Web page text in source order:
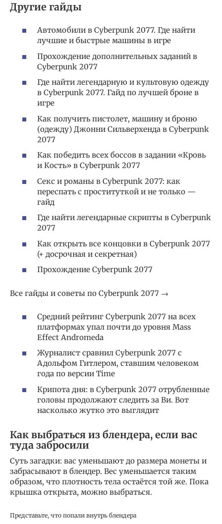
Другие гайды
Автомобили в Cyberpunk 2077. Где найти
лучшие и быстрые машины в игре
Прохождение дополнительных заданий в
Cyberpunk 2077
Где найти легендарную и культовую одежду
в Cyberpunk 2077. Гайд по лучшей броне в
игре
Как получить пистолет, машину и броню
(одежду) Джонни Сильверхенда в Cyberpunk
2077
Как победить всех боссов в задании «Кровь
и Кость» в Cyberpunk 2077
Секс и романы в Cyberpunk 2077: как
переспать с проституткой и не только —
гайд
Где найти легендарные скрипты в Cyberpunk
2077
Как открыть все концовки в Cyberpunk 2077
(+ досрочная и секретная)
Прохождение Cyberpunk 2077
Все гайды и советы по Cyberpunk 2077 →
Средний рейтинг Cyberpunk 2077 на всех
платформах упал почти до уровня Mass
Effect Andromeda
Журналист сравнил Cyberpunk 2077 с
Адольфом Гитлером, ставшим человеком
года по версии Time
Крипота дня: в Cyberpunk 2077 отрубленные
головы продолжают следить за Ви. Вот
насколько жутко это выглядит
Как выбраться из блендера, если вас
туда забросили
Суть загадки: вас уменьшают до размера монеты и
забрасывают в блендер. Вес уменьшается таким
образом, что плотность тела остаётся той же. Пока
крышка открыта, можно выбраться.
Представьте, что попали внутрь блендера